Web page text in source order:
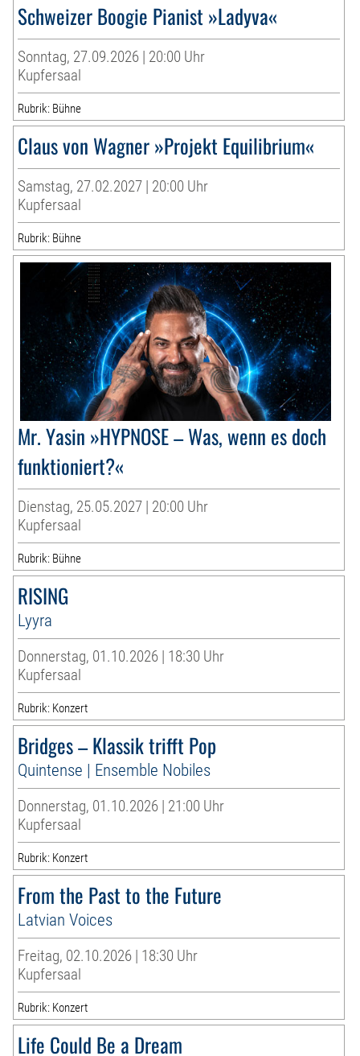
Schweizer Boogie Pianist »Ladyva«
Sonntag, 27.09.2026 | 20:00 Uhr
Kupfersaal
Rubrik: Bühne
Claus von Wagner »Projekt Equilibrium«
Samstag, 27.02.2027 | 20:00 Uhr
Kupfersaal
Rubrik: Bühne
Mr. Yasin »HYPNOSE – Was, wenn es doch
funktioniert?«
Dienstag, 25.05.2027 | 20:00 Uhr
Kupfersaal
Rubrik: Bühne
RISING
Lyyra
Donnerstag, 01.10.2026 | 18:30 Uhr
Kupfersaal
Rubrik: Konzert
Bridges – Klassik trifft Pop
Quintense | Ensemble Nobiles
Donnerstag, 01.10.2026 | 21:00 Uhr
Kupfersaal
Rubrik: Konzert
From the Past to the Future
Latvian Voices
Freitag, 02.10.2026 | 18:30 Uhr
Kupfersaal
Rubrik: Konzert
Life Could Be a Dream